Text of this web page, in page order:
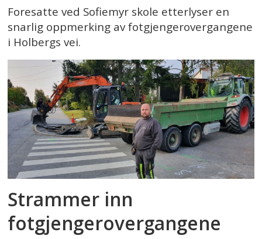
Foresatte ved Sofiemyr skole etterlyser en
snarlig oppmerking av fotgjengerovergangene
i Holbergs vei.
Strammer inn
fotgjengerovergangene